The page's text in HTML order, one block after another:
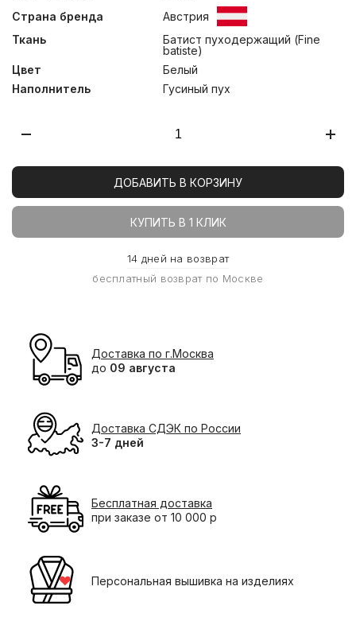
Страна бренда
Австрия
Ткань
Батист пуходержащий (Fine
batiste)
Цвет
Белый
Наполнитель
Гусиный пух
ДОБАВИТЬ В КОРЗИНУ
КУПИТЬ В 1 КЛИК
14 дней на возврат
бесплатный возврат по Москве
Доставка по г.Москва
до 09 августа
Доставка СДЭК по России
3-7 дней
Бесплатная доставка
при заказе от 10 000 р
Персональная вышивка на изделиях